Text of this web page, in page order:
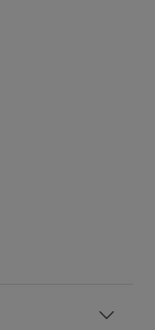
rapidement
l’adoucir et